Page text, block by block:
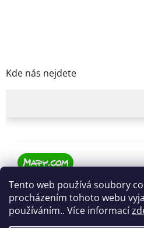
Tento web používá soubory
procházením tohoto webu
používáním.. Více informací
Kde nás nejdete